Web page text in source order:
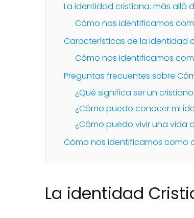
La identidad cristiana: más allá
Cómo nos identificamos
Características de la identidad
Cómo nos identificamos
Preguntas frecuentes sobre
¿Qué significa ser un
¿Cómo puedo conocer mi
¿Cómo puedo vivir una vida
Cómo nos identificamos como
La identidad